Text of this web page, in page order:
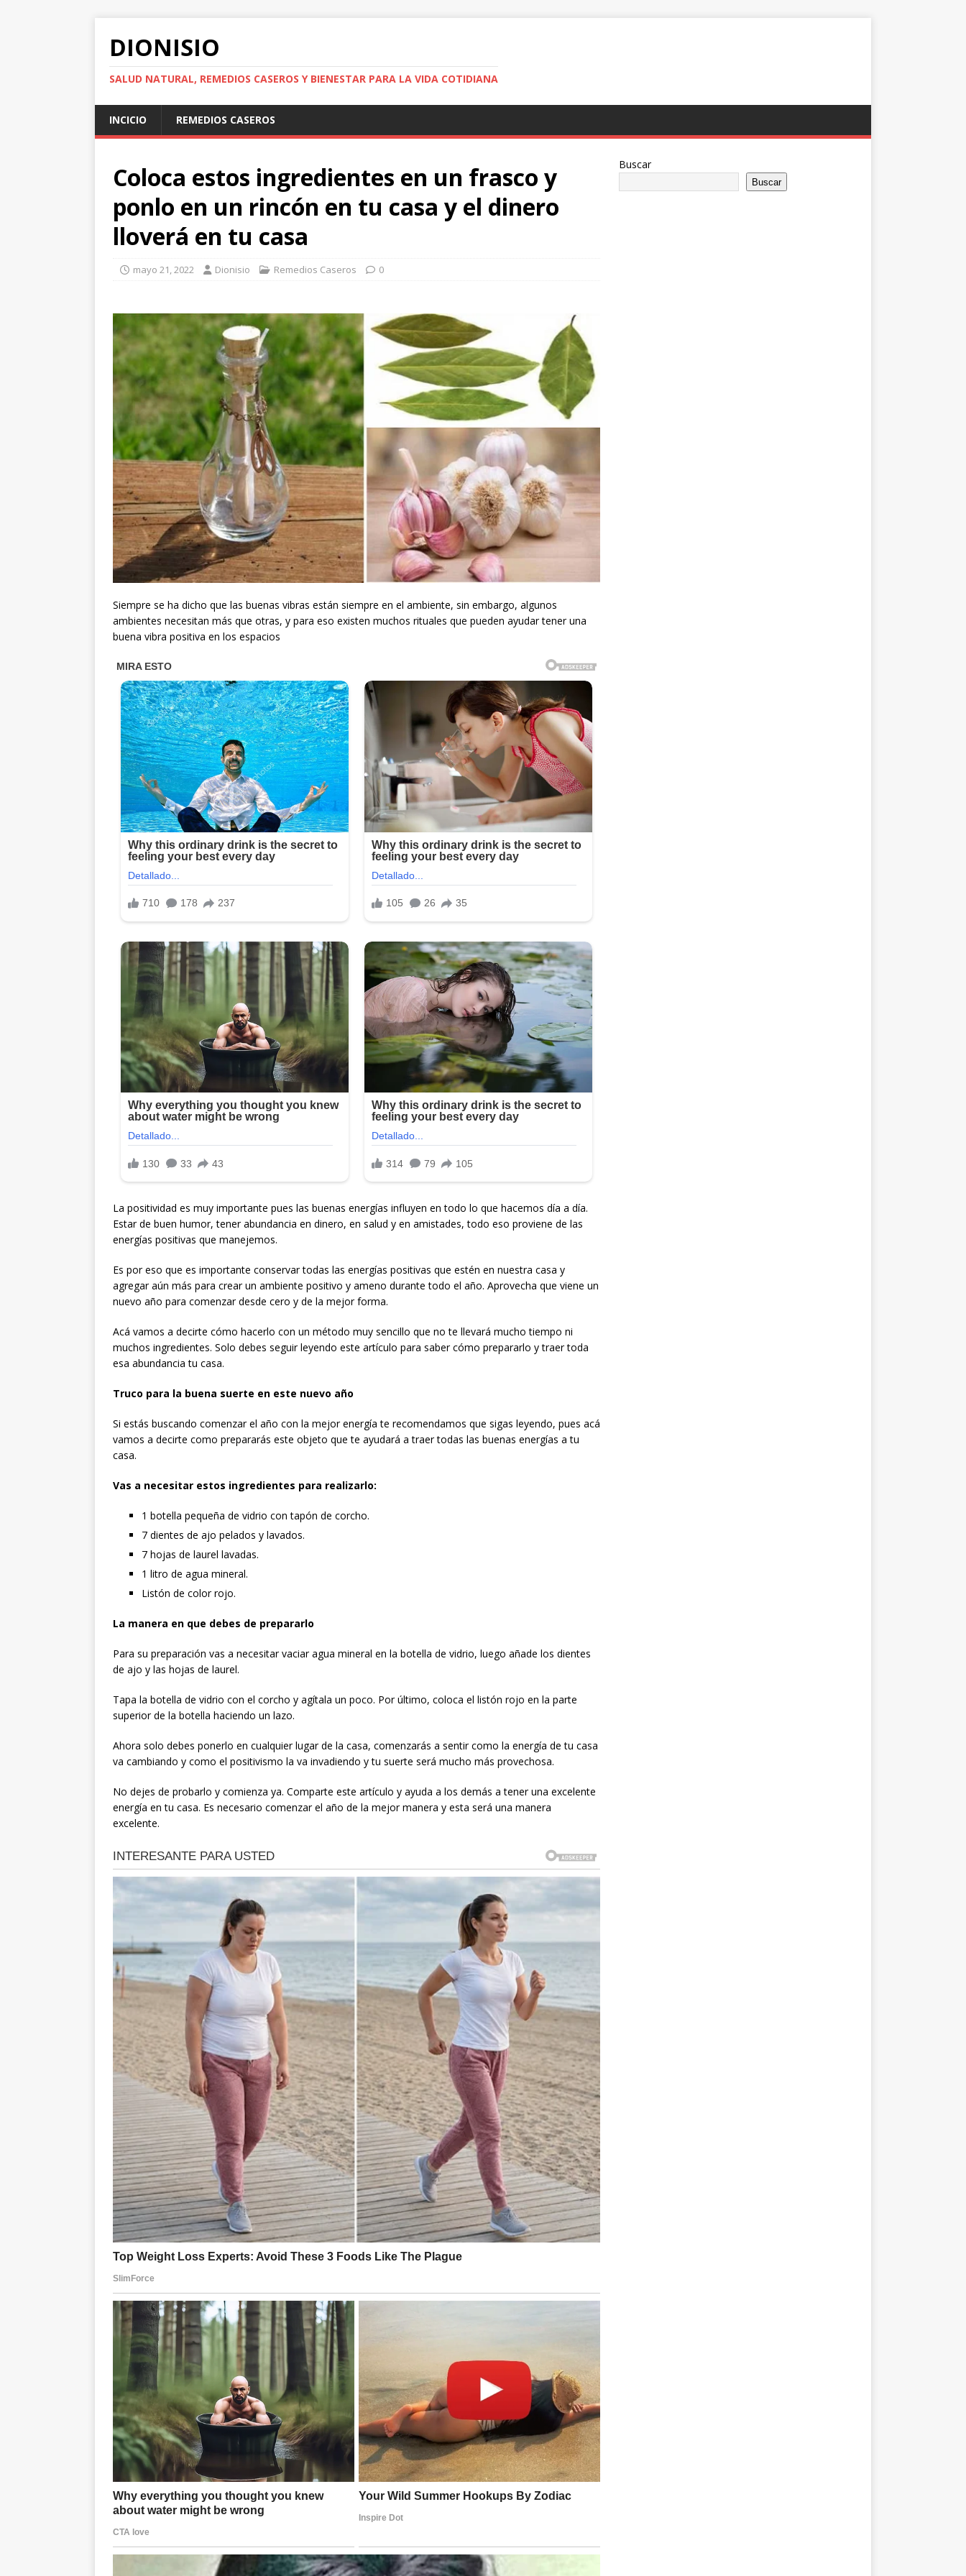
DIONISIO
SALUD NATURAL, REMEDIOS CASEROS Y BIENESTAR PARA LA VIDA COTIDIANA
INCICIO REMEDIOS CASEROS
Coloca estos ingredientes en un frasco y
ponlo en un rincón en tu casa y el dinero
lloverá en tu casa
mayo 21, 2022 Dionisio Remedios Caseros 0
Siempre se ha dicho que las buenas vibras están siempre en el ambiente, sin embargo, algunos
ambientes necesitan más que otras, y para eso existen muchos rituales que pueden ayudar tener una
buena vibra positiva en los espacios
La positividad es muy importante pues las buenas energías influyen en todo lo que hacemos día a día.
Estar de buen humor, tener abundancia en dinero, en salud y en amistades, todo eso proviene de las
energías positivas que manejemos.
Es por eso que es importante conservar todas las energías positivas que estén en nuestra casa y
agregar aún más para crear un ambiente positivo y ameno durante todo el año. Aprovecha que viene un
nuevo año para comenzar desde cero y de la mejor forma.
Acá vamos a decirte cómo hacerlo con un método muy sencillo que no te llevará mucho tiempo ni
muchos ingredientes. Solo debes seguir leyendo este artículo para saber cómo prepararlo y traer toda
esa abundancia tu casa.
Truco para la buena suerte en este nuevo año
Si estás buscando comenzar el año con la mejor energía te recomendamos que sigas leyendo, pues acá
vamos a decirte como prepararás este objeto que te ayudará a traer todas las buenas energías a tu
casa.
Vas a necesitar estos ingredientes para realizarlo:
1 botella pequeña de vidrio con tapón de corcho.
7 dientes de ajo pelados y lavados.
7 hojas de laurel lavadas.
1 litro de agua mineral.
Listón de color rojo.
La manera en que debes de prepararlo
Para su preparación vas a necesitar vaciar agua mineral en la botella de vidrio, luego añade los dientes
de ajo y las hojas de laurel.
Tapa la botella de vidrio con el corcho y agítala un poco. Por último, coloca el listón rojo en la parte
superior de la botella haciendo un lazo.
Ahora solo debes ponerlo en cualquier lugar de la casa, comenzarás a sentir como la energía de tu casa
va cambiando y como el positivismo la va invadiendo y tu suerte será mucho más provechosa.
No dejes de probarlo y comienza ya. Comparte este artículo y ayuda a los demás a tener una excelente
energía en tu casa. Es necesario comenzar el año de la mejor manera y esta será una manera
excelente.
Buscar
Buscar